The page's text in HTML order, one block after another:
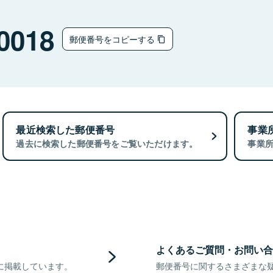
郵便番号をコピーする
最近検索した郵便番号
過去に検索した郵便番号をご覧いただけます。
事業
事業
載しています。
よくあるご質問・お問い
郵便番号に関するさまざまな